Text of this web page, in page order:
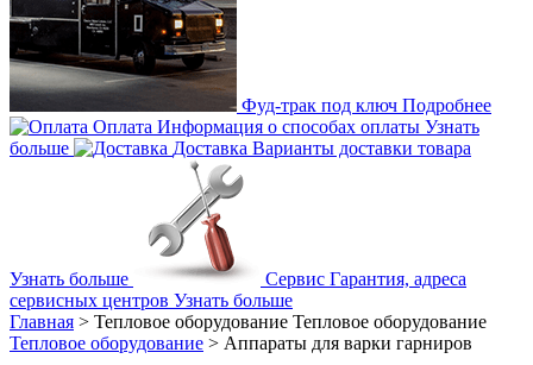
Фуд-трак под ключ Подробнее
Оплата Информация о способах оплаты Узнать
больше
Доставка Варианты доставки товара
Узнать больше Сервис Гарантия, адреса
сервисных центров Узнать больше
Главная > Тепловое оборудование Тепловое оборудование
Тепловое оборудование > Аппараты для варки гарниров